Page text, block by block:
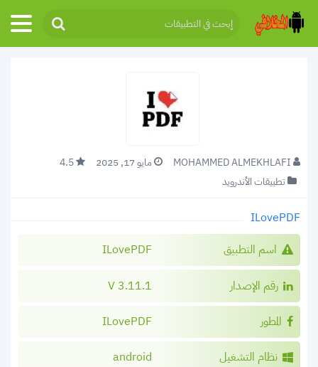
MOHAMMED ALMEKHLAFI مايو 17, 2025
4.5
تطبيقات الأندرويد
ILovePDF
اسم التطبيق
ILovePDF
رقم الإصدار 3.11.1 V
المطور ILovePDF
نظام التشغيل android